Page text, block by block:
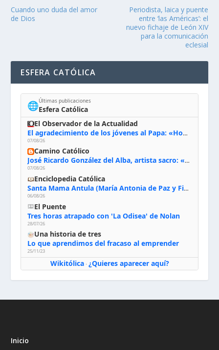
Cuando uno duda del amor
de Dios
Periodista, laica y puente
entre ‘las Américas’: el
nuevo fichaje de León XIV
para la comunicación
eclesial
ESFERA CATÓLICA
🌐Últimas publicaciones
Esfera Católica
El Observador de la Actualidad
El agradecimiento de los jóvenes al Papa: «Hoy nos sentimos Iglesia»
07/08/26
Camino Católico
José Ricardo González del Alba, artista sacro: «Yo oro, hablo con Dios, le pido al Espíritu Santo su inspiración y siempre pinto rezando el rosario para que sea Él quien actúe a través de mis manos»
07/08/26
Enciclopedia Católica
Santa Mama Antula (María Antonia de Paz y Figueroa)
06/08/26
El Puente
Tres horas atrapado con 'La Odisea' de Nolan
28/07/26
Una historia de tres
Lo que aprendimos del fracaso al emprender
25/11/23
Wikitólica· ¿Quieres aparecer aquí?
Inicio